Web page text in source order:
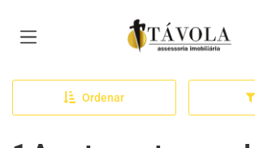
Página inicial
Ordenar